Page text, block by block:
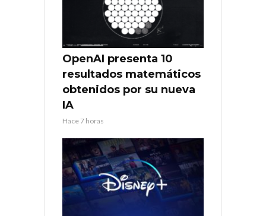
OpenAI presenta 10
resultados matemáticos
obtenidos por su nueva
IA
Hace 7 horas